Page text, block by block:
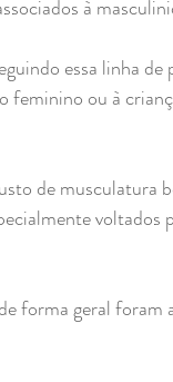
à
essa linha de
feminino ou à
de musculatura
voltados
forma geral foram